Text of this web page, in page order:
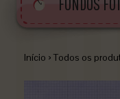
Início › Todos os